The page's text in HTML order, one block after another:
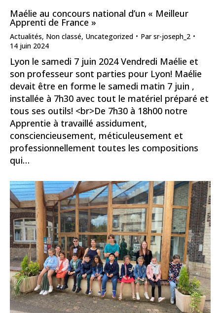
Maélie au concours national d’un « Meilleur
Apprenti de France »
Actualités, Non classé, Uncategorized Parsr-joseph_2
14 juin 2024
Lyon le samedi 7 juin 2024 Vendredi Maélie et
son professeur sont parties pour Lyon! Maélie
devait être en forme le samedi matin 7 juin ,
installée à 7h30 avec tout le matériel préparé et
tous ses outils! <br>De 7h30 à 18h00 notre
Apprentie à travaillé assidument,
consciencieusement, méticuleusement et
professionnellement toutes les compositions
qui…